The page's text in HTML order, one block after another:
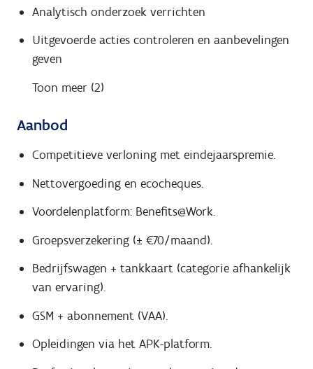
Analytisch onderzoek verrichten
Uitgevoerde acties controleren en aanbevelingen
geven
Toon meer (2)
Aanbod
Competitieve verloning met eindejaarspremie.
Nettovergoeding en ecocheques.
Voordelenplatform: Benefits@Work.
Groepsverzekering (± €70/maand).
Bedrijfswagen + tankkaart (categorie afhankelijk
van ervaring).
GSM + abonnement (VAA).
Opleidingen via het APK-platform.